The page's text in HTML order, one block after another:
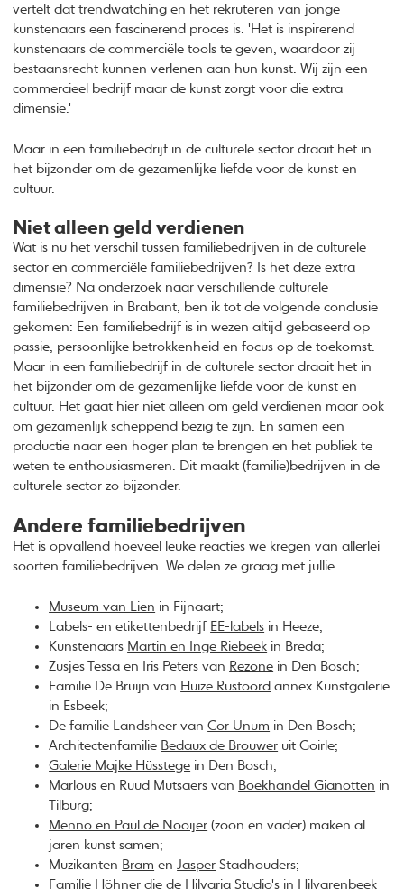
vertelt dat trendwatching en het rekruteren van jonge
kunstenaars een fascinerend proces is. 'Het is inspirerend
kunstenaars de commerciële tools te geven, waardoor zij
bestaansrecht kunnen verlenen aan hun kunst. Wij zijn een
commercieel bedrijf maar de kunst zorgt voor die extra
dimensie.'
Maar in een familiebedrijf in de culturele sector draait het in
het bijzonder om de gezamenlijke liefde voor de kunst en
cultuur.
Niet alleen geld verdienen
Wat is nu het verschil tussen familiebedrijven in de culturele
sector en commerciële familiebedrijven? Is het deze extra
dimensie? Na onderzoek naar verschillende culturele
familiebedrijven in Brabant, ben ik tot de volgende conclusie
gekomen: Een familiebedrijf is in wezen altijd gebaseerd op
passie, persoonlijke betrokkenheid en focus op de toekomst.
Maar in een familiebedrijf in de culturele sector draait het in
het bijzonder om de gezamenlijke liefde voor de kunst en
cultuur. Het gaat hier niet alleen om geld verdienen maar ook
om gezamenlijk scheppend bezig te zijn. En samen een
productie naar een hoger plan te brengen en het publiek te
weten te enthousiasmeren. Dit maakt (familie)bedrijven in de
culturele sector zo bijzonder.
Andere familiebedrijven
Het is opvallend hoeveel leuke reacties we kregen van allerlei
soorten familiebedrijven. We delen ze graag met jullie.
Museum van Lien in Fijnaart;
Labels- en etikettenbedrijf EE-labels in Heeze;
Kunstenaars Martin en Inge Riebeek in Breda;
Zusjes Tessa en Iris Peters van Rezone in Den Bosch;
Familie De Bruijn van Huize Rustoord annex Kunstgalerie
in Esbeek;
De familie Landsheer vanCor Unum in Den Bosch;
Architectenfamilie Bedaux de Brouwer uit Goirle;
Galerie Majke Hüsstege in Den Bosch;
Marlous en Ruud Mutsaers van Boekhandel Gianotten in
Tilburg;
Menno en Paul de Nooijer (zoon en vader) maken al
jaren kunst samen;
Muzikanten Bram enJasper Stadhouders;
Familie Höhner die de Hilvaria Studio's in Hilvarenbeek